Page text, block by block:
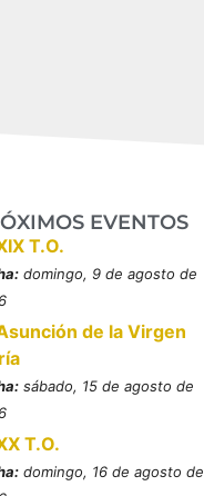
EVENTOS
T.O.
domingo, 9 de agosto de
de la Virgen
sábado, 15 de agosto de
T.O.
domingo, 16 de agosto de